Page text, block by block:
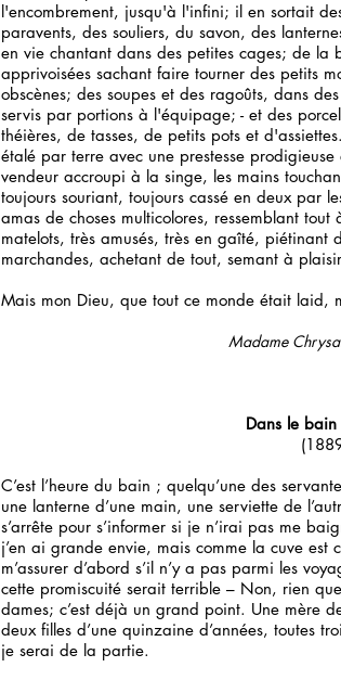
l'encombrement, jusqu'à l'infini; il en sortait
paravents, des souliers, du savon, des
en vie chantant dans des petites cages; de la
apprivoisées sachant faire tourner des petits
obscènes; des soupes et des ragoûts, dans
servis par portions à l'équipage; - et des
théières, de tasses, de petits pots et
étalé par terre avec une prestesse
vendeur accroupi à la singe, les mains
toujours souriant, toujours cassé en deux par
amas de choses multicolores, ressemblant
matelots, très amusés, très en gaîté, piétinant
marchandes, achetant de tout, semant à
Mais mon Dieu, que tout ce monde était laid,
Madame
Dans le
C’est l’heure du bain ; quelqu’une des
une lanterne d’une main, une serviette de
s’arrête pour s’informer si je n’irai pas me
j’en ai grande envie, mais comme la cuve est
m’assurer d’abord s’il n’y a pas parmi les
cette promiscuité serait terrible – Non, rien
dames; c’est déjà un grand point. Une mère
deux filles d’une quinzaine d’années, toutes
je serai de la partie.